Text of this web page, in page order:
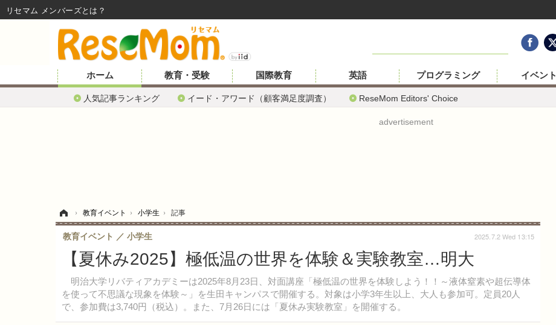
ホーム
人気記事ランキング イード・アワード（顧客満足度調査） ReseMom Editors' Choice
教育・受験 国際教育 英語 プログラミング イベント
advertisement
› 教育イベント › 小学生 › 記事
【夏休み2025】極低温の世界を体験＆実験教室…明大
明治大学リバティアカデミーは2025年8月23日、対面講座「極低温の世界を体験しよう！！～液体窒素や超伝導体
を使って不思議な現象を体験～」を生田キャンパスで開催する。対象は小学3年生以上、大人も参加可。定員20人
で、参加費は3,740円（税込）。また、7月26日には「夏休み実験教室」を開催する。
教育イベント 小学生 2025.7.2 Wed 13:15
リセマム メンバーズ